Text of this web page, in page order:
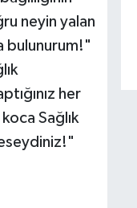
neyin yalan
bulunurum!"
her
Sağlık